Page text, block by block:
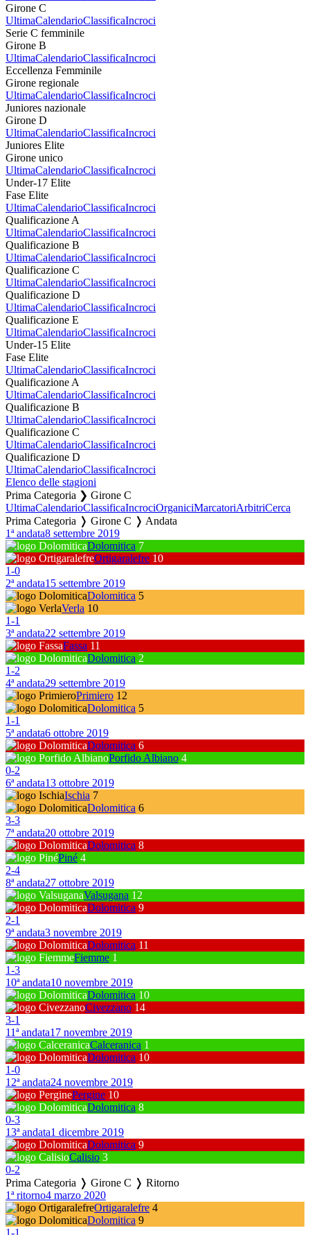
Girone C
UltimaCalendarioClassificaIncroci
Serie C femminile
Girone B
UltimaCalendarioClassificaIncroci
Eccellenza Femminile
Girone regionale
UltimaCalendarioClassificaIncroci
Juniores nazionale
Girone D
UltimaCalendarioClassificaIncroci
Juniores Elite
Girone unico
UltimaCalendarioClassificaIncroci
Under-17 Elite
Fase Elite
UltimaCalendarioClassificaIncroci
Qualificazione A
UltimaCalendarioClassificaIncroci
Qualificazione B
UltimaCalendarioClassificaIncroci
Qualificazione C
UltimaCalendarioClassificaIncroci
Qualificazione D
UltimaCalendarioClassificaIncroci
Qualificazione E
UltimaCalendarioClassificaIncroci
Under-15 Elite
Fase Elite
UltimaCalendarioClassificaIncroci
Qualificazione A
UltimaCalendarioClassificaIncroci
Qualificazione B
UltimaCalendarioClassificaIncroci
Qualificazione C
UltimaCalendarioClassificaIncroci
Qualificazione D
UltimaCalendarioClassificaIncroci
Elenco delle stagioni
Prima Categoria ❯ Girone C
UltimaCalendarioClassificaIncrociOrganiciMarcatoriArbitriCerca
Prima Categoria ❭ Girone C ❭ Andata
1ª andata8 settembre 2019
Dolomitica 7
Ortigaralefre 10
1-0
2ª andata15 settembre 2019
Dolomitica 5
Verla 10
1-1
3ª andata22 settembre 2019
Fassa 11
Dolomitica 2
1-2
4ª andata29 settembre 2019
Primiero 12
Dolomitica 5
1-1
5ª andata6 ottobre 2019
Dolomitica 6
Porfido Albiano 4
0-2
6ª andata13 ottobre 2019
Ischia 7
Dolomitica 6
3-3
7ª andata20 ottobre 2019
Dolomitica 8
Piné 4
2-4
8ª andata27 ottobre 2019
Valsugana 12
Dolomitica 9
2-1
9ª andata3 novembre 2019
Dolomitica 11
Fiemme 1
1-3
10ª andata10 novembre 2019
Dolomitica 10
Civezzano 14
3-1
11ª andata17 novembre 2019
Calceranica 1
Dolomitica 10
1-0
12ª andata24 novembre 2019
Pergine 10
Dolomitica 8
0-3
13ª andata1 dicembre 2019
Dolomitica 9
Calisio 3
0-2
Prima Categoria ❭ Girone C ❭ Ritorno
1ª ritorno4 marzo 2020
Ortigaralefre 4
Dolomitica 9
1-1